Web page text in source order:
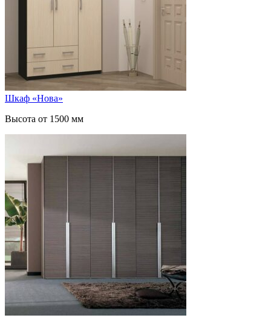
Шкаф «Нова»
Высота от 1500 мм